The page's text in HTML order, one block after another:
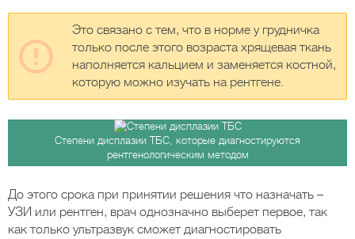
Это связано с тем, что в норме у грудничка
только после этого возраста хрящевая ткань
наполняется кальцием и заменяется костной,
которую можно изучать на рентгене.
Степени дисплазии ТБС, которые диагностируются
рентгенологическим методом
До этого срока при принятии решения что назначать –
УЗИ или рентген, врач однозначно выберет первое, так
как только ультразвук сможет диагностировать